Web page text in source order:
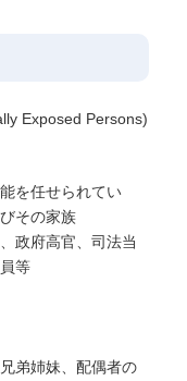
Exposed Persons)
を任せられてい
その家族
政府高官、司法当
等
弟姉妹、配偶者の